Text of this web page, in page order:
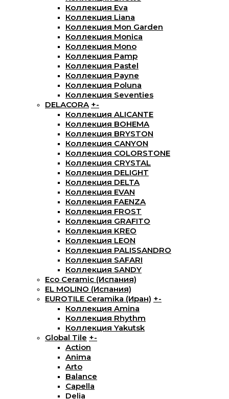
Коллекция Eva
Коллекция Liana
Коллекция Mon Garden
Коллекция Monica
Коллекция Mono
Коллекция Pamp
Коллекция Pastel
Коллекция Payne
Коллекция Poluna
Коллекция Seventies
DELACORA +-
Коллекция ALICANTE
Коллекция BOHEMA
Коллекция BRYSTON
Коллекция CANYON
Коллекция COLORSTONE
Коллекция CRYSTAL
Коллекция DELIGHT
Коллекция DELTA
Коллекция EVAN
Коллекция FAENZA
Коллекция FROST
Коллекция GRAFITO
Коллекция KREO
Коллекция LEON
Коллекция PALISSANDRO
Коллекция SAFARI
Коллекция SANDY
Eco Ceramic (Испания)
EL MOLINO (Испания)
EUROTILE Ceramika (Иран) +-
Коллекция Amina
Коллекция Rhythm
Коллекция Yakutsk
Global Tile +-
Action
Anima
Arto
Balance
Capella
Delia